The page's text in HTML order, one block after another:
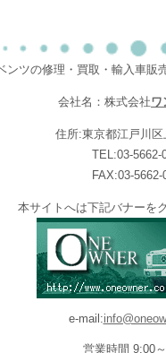
ンツの修理・買取・輸入車販
会社名：株式会社ワ
住所:東京都江戸川区
TEL:03-5662-
FAX:03-5662-
本サイトへは下記バナーを
e-mail:
営業時間 9:00